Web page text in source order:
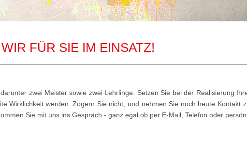
FÜR SIE IM EINSATZ!
zwei Meister sowie zwei Lehrlinge. Setzen Sie bei der Realisierung
Wirklichkeit werden. Zögern Sie nicht, und nehmen Sie noch heute Kontakt
Sie mit uns ins Gespräch - ganz egal ob per E-Mail, Telefon oder